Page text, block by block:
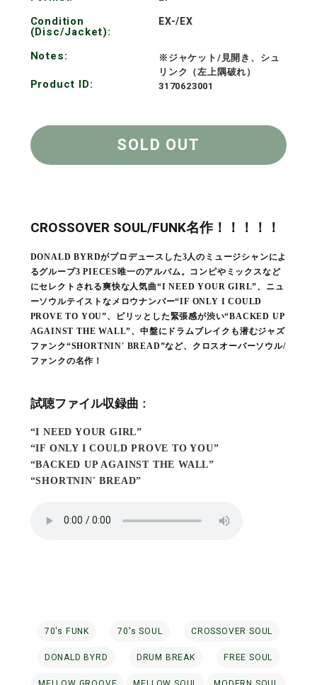
Condition
(Disc/Jacket):
EX-/EX
Notes:
※ジャケット/見開き、シュ
リンク（左上隅破れ）
Product ID: 3170623001
SOLD OUT
CROSSOVER SOUL/FUNK名作！！！！！
DONALD BYRDがプロデュースした3人のミュージシャンによ
るグループ3 PIECES唯一のアルバム。コンピやミックスなど
にセレクトされる爽快な人気曲“I NEED YOUR GIRL”、ニュ
ーソウルテイストなメロウナンバー“IF ONLY I COULD
PROVE TO YOU”、ピリッとした緊張感が渋い“BACKED UP
AGAINST THE WALL”、中盤にドラムブレイクも潜むジャズ
ファンク“SHORTNIN' BREAD”など、クロスオーバーソウル/
ファンクの名作！
試聴ファイル収録曲 :
“I NEED YOUR GIRL”
“IF ONLY I COULD PROVE TO YOU”
“BACKED UP AGAINST THE WALL”
“SHORTNIN' BREAD”
70's FUNK 70's SOUL CROSSOVER SOUL
DONALD BYRD DRUM BREAK FREE SOUL